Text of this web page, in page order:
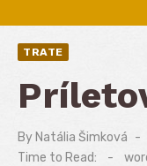
TRATE
By Natália Šimková
Time to Read:
-